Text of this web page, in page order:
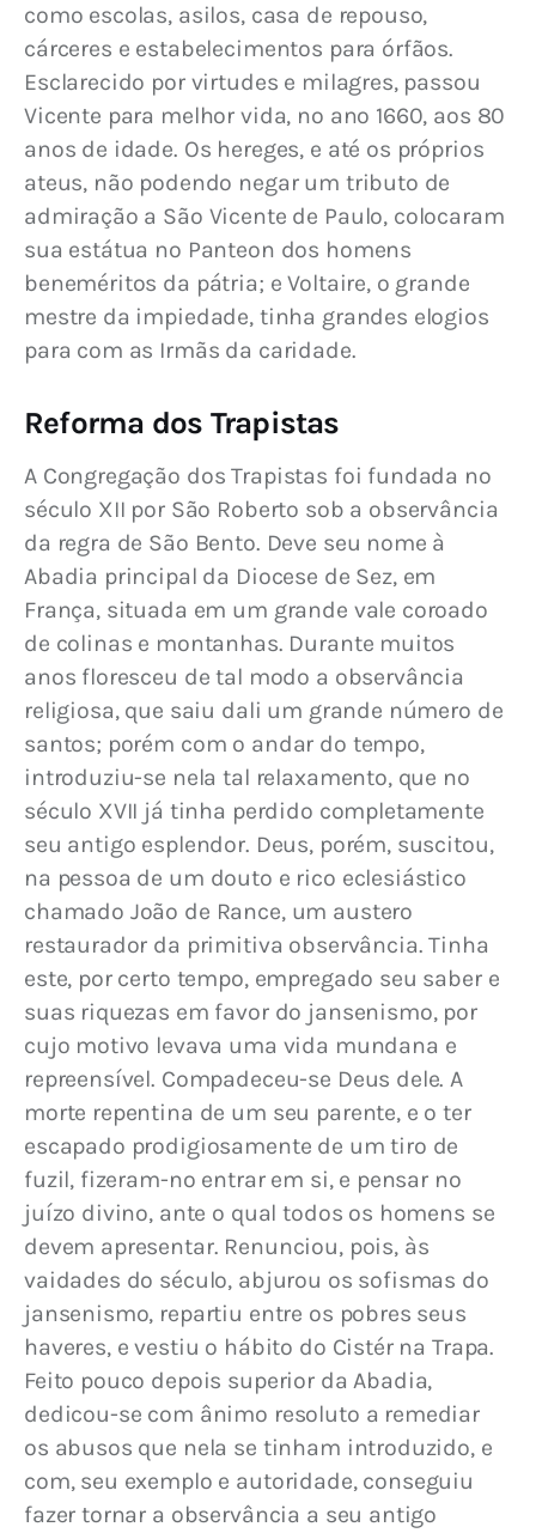
como escolas, asilos, casa de repouso,
cárceres e estabelecimentos para órfãos.
Esclarecido por virtudes e milagres, passou
Vicente para melhor vida, no ano 1660, aos 80
anos de idade. Os hereges, e até os próprios
ateus, não podendo negar um tributo de
admiração a São Vicente de Paulo, colocaram
sua estátua no Panteon dos homens
beneméritos da pátria; e Voltaire, o grande
mestre da impiedade, tinha grandes elogios
para com as Irmãs da caridade.
Reforma dos Trapistas
A Congregação dos Trapistas foi fundada no
século XII por São Roberto sob a observância
da regra de São Bento. Deve seu nome à
Abadia principal da Diocese de Sez, em
França, situada em um grande vale coroado
de colinas e montanhas. Durante muitos
anos floresceu de tal modo a observância
religiosa, que saiu dali um grande número de
santos; porém com o andar do tempo,
introduziu-se nela tal relaxamento, que no
século XVII já tinha perdido completamente
seu antigo esplendor. Deus, porém, suscitou,
na pessoa de um douto e rico eclesiástico
chamado João de Rance, um austero
restaurador da primitiva observância. Tinha
este, por certo tempo, empregado seu saber e
suas riquezas em favor do jansenismo, por
cujo motivo levava uma vida mundana e
repreensível. Compadeceu-se Deus dele. A
morte repentina de um seu parente, e o ter
escapado prodigiosamente de um tiro de
fuzil, fizeram-no entrar em si, e pensar no
juízo divino, ante o qual todos os homens se
devem apresentar. Renunciou, pois, às
vaidades do século, abjurou os sofismas do
jansenismo, repartiu entre os pobres seus
haveres, e vestiu o hábito do Cistér na Trapa.
Feito pouco depois superior da Abadia,
dedicou-se com ânimo resoluto a remediar
os abusos que nela se tinham introduzido, e
com, seu exemplo e autoridade, conseguiu
fazer tornar a observância a seu antigo